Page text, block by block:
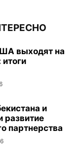
выходят на
и
развитие
партнерства